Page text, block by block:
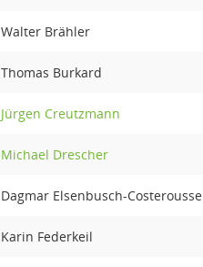
Walter Brähler
Thomas Burkard
Jürgen Creutzmann
Michael Drescher
Dagmar Elsenbusch-Costerousse
Karin Federkeil